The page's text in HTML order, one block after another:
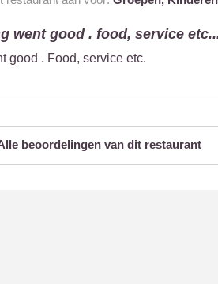
went good . food, service
good . Food, service etc.
beoordelingen van dit restaurant